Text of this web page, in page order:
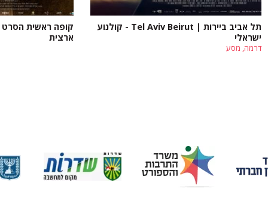
תל אביב ביירות | Tel Aviv Beirut - קולנוע
ישראלי
דרמה, מסע
קופה ראשית הסרט
ארצית